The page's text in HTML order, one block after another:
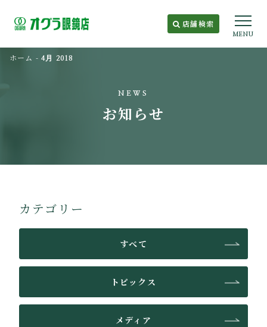
MENU
店舗検索
NEWS
お知らせ
ホーム -4月 2018
カテゴリー
すべて
トピックス
メディア